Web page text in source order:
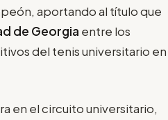
aportando al título que
de Georgia entre los
del tenis universitario en
en el circuito universitario,